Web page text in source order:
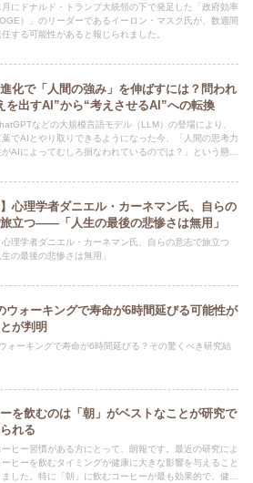
にドナルド・トランプ大統領の下で発足した「政府効率
）」のリーダーであるイーロン・マスク氏が、数週間
任する可能性があると報じられました。
化で「人間の強み」を伸ばすには？問われ
を出すAI”から“考えさせるAI”への転換
などの大規模言語モデル（LLM）の登場により、
葉でAIとやり取りできるようになった今、「人間の思考力
AIによってむしろ損なわれているのでは？」という懸念
】心理学者ダニエル・カーネマン氏、自らの
立つ——「人生の最後の悲惨さは無用」
心理学者ダニエル・カーネマン氏、自らの意志で旅立つ
の最後の悲惨さは無用」
ウォーキングで寿命が6時間延びる可能性が
が判明
ォーキングで寿命が6時間延びる？その驚くべき研究結
を飲むのは「朝」がベストなことが研究で
れる
ーヒー習慣がある方にとって、朗報です。最近の研究によ
ーヒーを飲むタイミングが健康に大きな影響を与えること
ました。特に「朝」に飲むコーヒーが最も効果的で、健康